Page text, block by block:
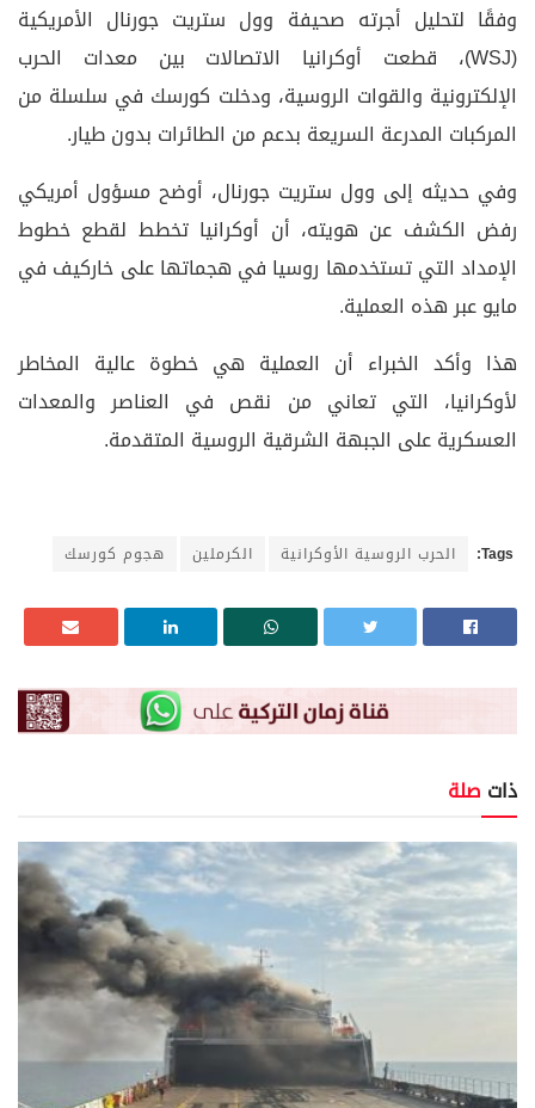
وفقًا لتحليل أجرته صحيفة وول ستريت جورنال الأمريكية
(WSJ)، قطعت أوكرانيا الاتصالات بين معدات الحرب
الإلكترونية والقوات الروسية، ودخلت كورسك في سلسلة من
المركبات المدرعة السريعة بدعم من الطائرات بدون طيار.
وفي حديثه إلى وول ستريت جورنال، أوضح مسؤول أمريكي
رفض الكشف عن هويته، أن أوكرانيا تخطط لقطع خطوط
الإمداد التي تستخدمها روسيا في هجماتها على خاركيف في
مايو عبر هذه العملية.
هذا وأكد الخبراء أن العملية هي خطوة عالية المخاطر
لأوكرانيا، التي تعاني من نقص في العناصر والمعدات
العسكرية على الجبهة الشرقية الروسية المتقدمة.
Tags: الحرب الروسية الأوكرانية الكرملين هجوم كورسك
ذات صلة